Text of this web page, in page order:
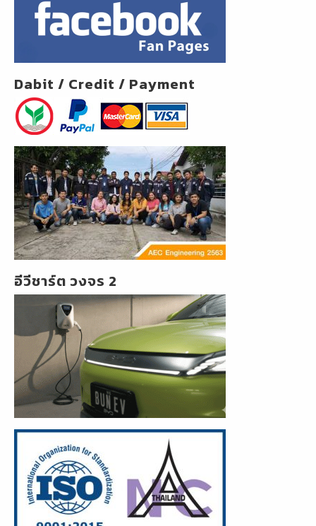
o
o
k
Dabit / Credit / Payment
อีวีชาร์ต วงจร 2